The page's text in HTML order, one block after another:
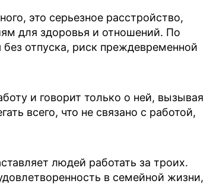
это серьезное расстройство,
для здоровья и отношений. По
без отпуска, риск преждевременной
и говорит только о ней, вызывая
всего, что не связано с работой,
людей работать за троих.
в семейной жизни,